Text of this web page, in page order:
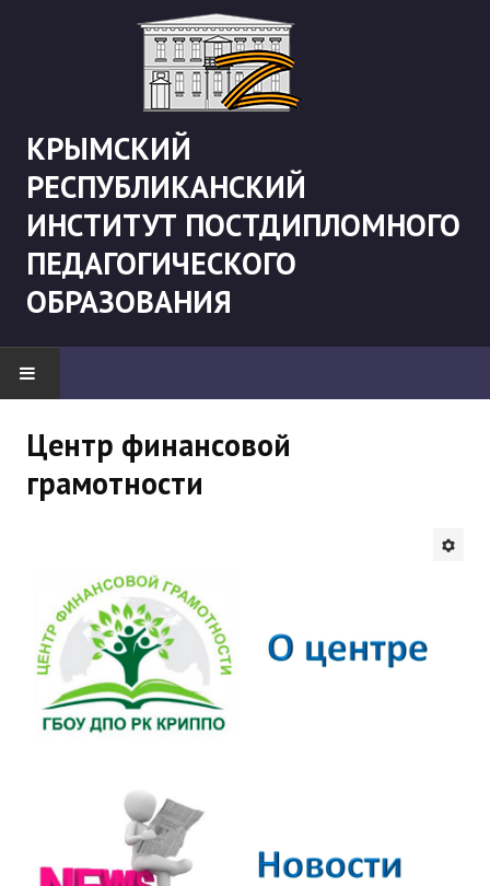
КРЫМСКИЙ
РЕСПУБЛИКАНСКИЙ
ИНСТИТУТ ПОСТДИПЛОМНОГО
ПЕДАГОГИЧЕСКОГО
ОБРАЗОВАНИЯ
"Боевая" русистика
ИНСТИТУТ
Противодействие коррупции
В ПОМОЩЬ УЧИТЕЛЮ
Карта ГИА РК
Центр финансовой
грамотности